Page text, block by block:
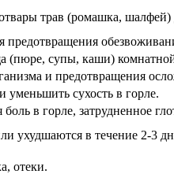
трав (ромашка,
(пюре, супы, каши)
и предотвращения
уменьшить сухость в горле.
в горле, затрудненное
ухудшаются в течение 2-3
отеки.